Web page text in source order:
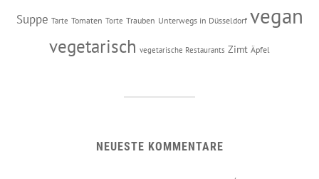
Suppe Tarte Tomaten Torte Trauben Unterwegs in Düsseldorf vegan
vegetarisch vegetarische Restaurants Zimt Äpfel
NEUESTE KOMMENTARE